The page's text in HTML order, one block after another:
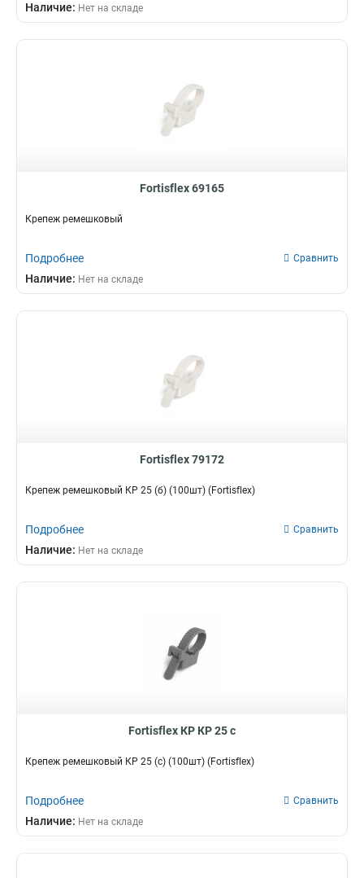
Наличие: Нет на складе
Fortisflex 69165
Крепеж ремешковый
Подробнее Сравнить
Наличие: Нет на складе
Fortisflex 79172
Крепеж ремешковый КР 25 (б) (100шт) (Fortisflex)
Подробнее Сравнить
Наличие: Нет на складе
Fortisflex КР КР 25 с
Крепеж ремешковый КР 25 (с) (100шт) (Fortisflex)
Подробнее Сравнить
Наличие: Нет на складе